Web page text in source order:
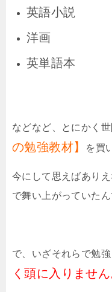
英語小説
洋画
英単語本
などなど、とにかく
の勉強教材】
を買
今にして思えばあり
で舞い上がっていた
で、いざそれらで勉
く頭に入りません